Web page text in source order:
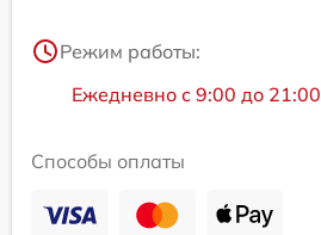
Режим работы:
Ежедневно с 9:00 до 21:00
Способы оплаты